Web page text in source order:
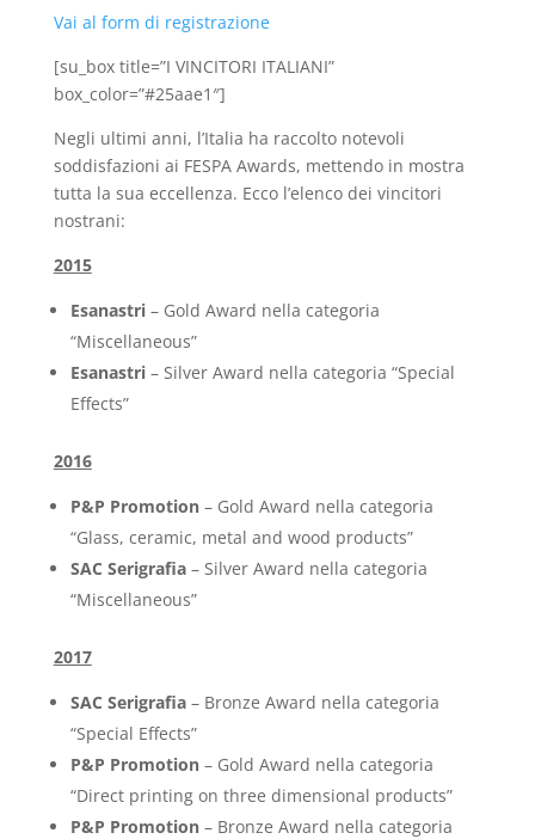
Vai al form di registrazione
[su_box title=”I VINCITORI ITALIANI”
box_color=”#25aae1″]
Negli ultimi anni, l’Italia ha raccolto notevoli
soddisfazioni ai FESPA Awards, mettendo in mostra
tutta la sua eccellenza. Ecco l’elenco dei vincitori
nostrani:
2015
Esanastri– Gold Award nella categoria
“Miscellaneous”
Esanastri– Silver Award nella categoria “Special
Effects”
2016
P&P Promotion– Gold Award nella categoria
“Glass, ceramic, metal and wood products”
SAC Serigrafia– Silver Award nella categoria
“Miscellaneous”
2017
SAC Serigrafia– Bronze Award nella categoria
“Special Effects”
P&P Promotion– Gold Award nella categoria
“Direct printing on three dimensional products”
P&P Promotion– Bronze Award nella categoria